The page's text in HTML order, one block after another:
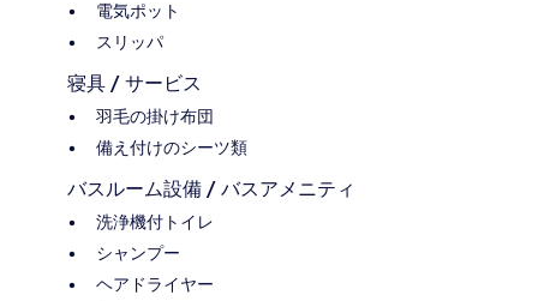
電気ポット
スリッパ
寝具 / サービス
羽毛の掛け布団
備え付けのシーツ類
バスルーム設備 / バスアメニティ
洗浄機付トイレ
シャンプー
ヘアドライヤー